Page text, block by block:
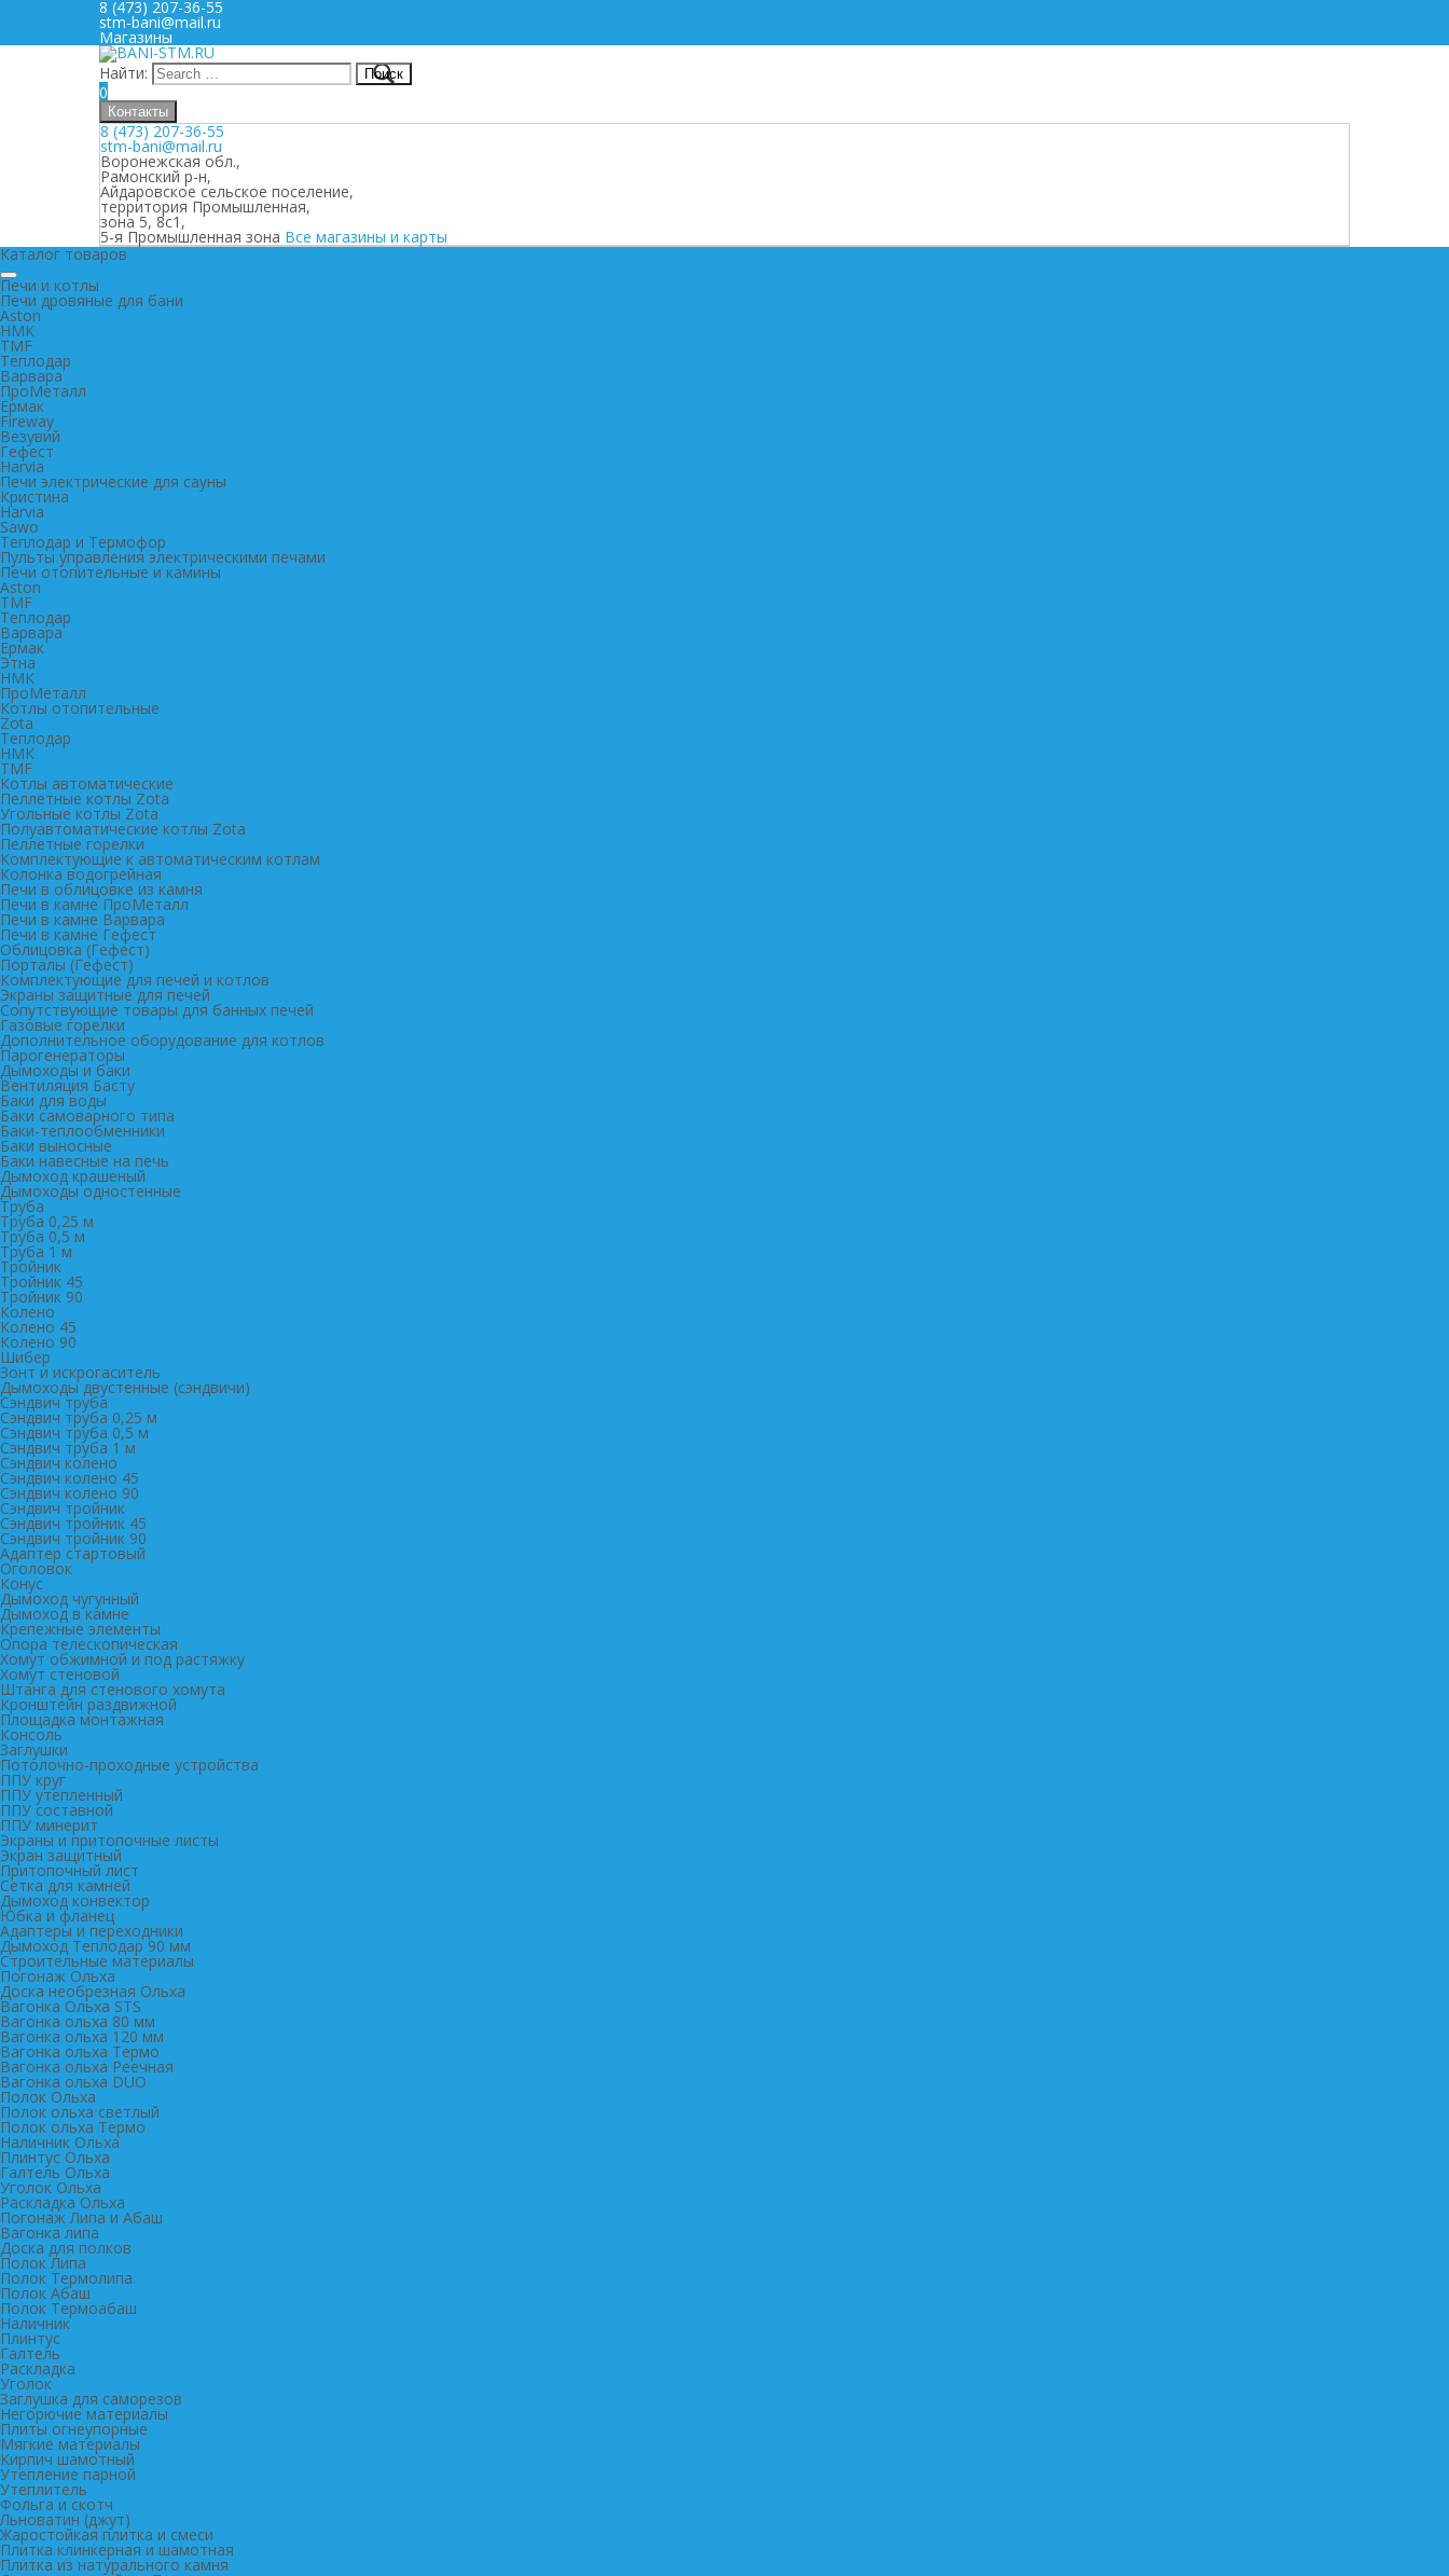
8 (473) 207-36-55
stm-bani@mail.ru
Магазины
Найти:
0
Контакты
8 (473) 207-36-55
stm-bani@mail.ru
Воронежская обл.,
Рамонский р-н,
Айдаровское сельское поселение,
территория Промышленная,
зона 5, 8с1,
5-я Промышленная зона Все магазины и карты
Каталог товаров
Печи и котлы
Печи дровяные для бани
Aston
НМК
TMF
Теплодар
Варвара
ПроМеталл
Ермак
Fireway
Везувий
Гефест
Harvia
Печи электрические для сауны
Кристина
Harvia
Sawo
Теплодар и Термофор
Пульты управления электрическими печами
Печи отопительные и камины
Aston
TMF
Теплодар
Варвара
Ермак
Этна
НМК
ПроМеталл
Котлы отопительные
Zota
Теплодар
НМК
TMF
Котлы автоматические
Пеллетные котлы Zota
Угольные котлы Zota
Полуавтоматические котлы Zota
Пеллетные горелки
Комплектующие к автоматическим котлам
Колонка водогрейная
Печи в облицовке из камня
Печи в камне ПроМеталл
Печи в камне Варвара
Печи в камне Гефест
Облицовка (Гефест)
Порталы (Гефест)
Комплектующие для печей и котлов
Экраны защитные для печей
Сопутствующие товары для банных печей
Газовые горелки
Дополнительное оборудование для котлов
Парогенераторы
Дымоходы и баки
Вентиляция Басту
Баки для воды
Баки самоварного типа
Баки-теплообменники
Баки выносные
Баки навесные на печь
Дымоход крашеный
Дымоходы одностенные
Труба
Труба 0,25 м
Труба 0,5 м
Труба 1 м
Тройник
Тройник 45
Тройник 90
Колено
Колено 45
Колено 90
Шибер
Зонт и искрогаситель
Дымоходы двустенные (сэндвичи)
Сэндвич труба
Сэндвич труба 0,25 м
Сэндвич труба 0,5 м
Сэндвич труба 1 м
Сэндвич колено
Сэндвич колено 45
Сэндвич колено 90
Сэндвич тройник
Сэндвич тройник 45
Сэндвич тройник 90
Адаптер стартовый
Оголовок
Конус
Дымоход чугунный
Дымоход в камне
Крепежные элементы
Опора телескопическая
Хомут обжимной и под растяжку
Хомут стеновой
Штанга для стенового хомута
Кронштейн раздвижной
Площадка монтажная
Консоль
Заглушки
Потолочно-проходные устройства
ППУ круг
ППУ утепленный
ППУ составной
ППУ минерит
Экраны и притопочные листы
Экран защитный
Притопочный лист
Сетка для камней
Дымоход конвектор
Юбка и фланец
Адаптеры и переходники
Дымоход Теплодар 90 мм
Cтроительные материалы
Погонаж Ольха
Доска необрезная Ольха
Вагонка Ольха STS
Вагонка ольха 80 мм
Вагонка ольха 120 мм
Вагонка ольха Термо
Вагонка ольха Реечная
Вагонка ольха DUO
Полок Ольха
Полок ольха светлый
Полок ольха Термо
Наличник Ольха
Плинтус Ольха
Галтель Ольха
Уголок Ольха
Раскладка Ольха
Погонаж Липа и Абаш
Вагонка липа
Доска для полков
Полок Липа
Полок Термолипа
Полок Абаш
Полок Термоабаш
Наличник
Плинтус
Галтель
Раскладка
Уголок
Заглушка для саморезов
Негорючие материалы
Плиты огнеупорные
Мягкие материалы
Кирпич шамотный
Утепление парной
Утеплитель
Фольга и скотч
Льноватин (джут)
Жаростойкая плитка и смеси
Плитка клинкерная и шамотная
Плитка из натурального камня